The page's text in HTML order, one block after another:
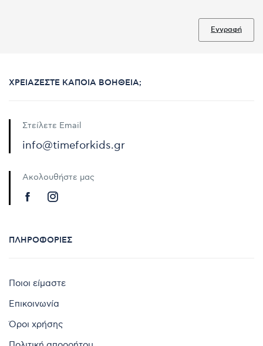
Εγγραφή
ΧΡΕΙΆΖΕΣΤΕ ΚΆΠΟΙΑ ΒΟΉΘΕΙΑ;
Στείλετε Email
info@timeforkids.gr
Ακολουθήστε μας
ΠΛΗΡΟΦΟΡΊΕΣ
Ποιοι είμαστε
Επικοινωνία
Όροι χρήσης